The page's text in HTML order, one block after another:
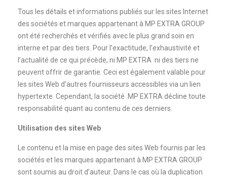
Tous les détails et informations publiés sur les sites Internet
des sociétés et marques appartenant à MP EXTRA GROUP
ont été recherchés et vérifiés avec le plus grand soin en
interne et par des tiers. Pour l’exactitude, l’exhaustivité et
l’actualité de ce qui précède, ni MP EXTRA ni des tiers ne
peuvent offrir de garantie. Ceci est également valable pour
les sites Web d’autres fournisseurs accessibles via un lien
hypertexte. Cependant, la société MP EXTRA décline toute
responsabilité quant au contenu de ces derniers.
Utilisation des sites Web
Le contenu et la mise en page des sites Web fournis par les
sociétés et les marques appartenant à MP EXTRA GROUP
sont soumis au droit d’auteur. Dans le cas où la duplication